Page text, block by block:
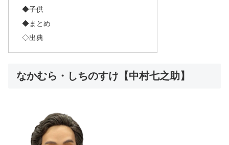
◆子供
◆まとめ
◇出典
なかむら・しちのすけ【中村七之助】